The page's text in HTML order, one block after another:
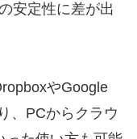
安定性に差が出
やGoogle
、PCからクラウ